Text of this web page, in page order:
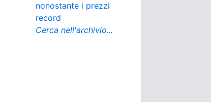
nonostante i prezzi
record
Cerca nell'archivio...